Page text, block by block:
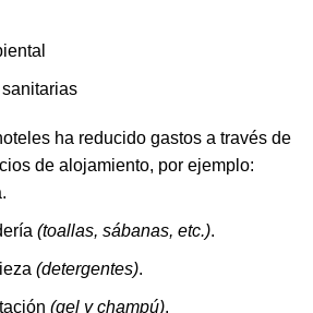
ha reducido gastos a través de
de alojamiento, por ejemplo:
(toallas, sábanas, etc.).
(detergentes).
(gel y champú).